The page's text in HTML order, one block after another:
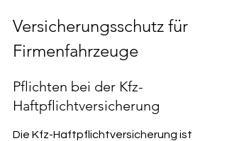
Versicherungsschutz für
Firmenfahrzeuge
Pflichten bei der Kfz-
Haftpflichtversicherung
Die Kfz-Haftpflichtversicherung ist